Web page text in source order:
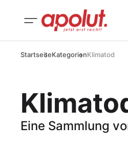
StartseiteKategorienKlimatod
Eine Sammlung